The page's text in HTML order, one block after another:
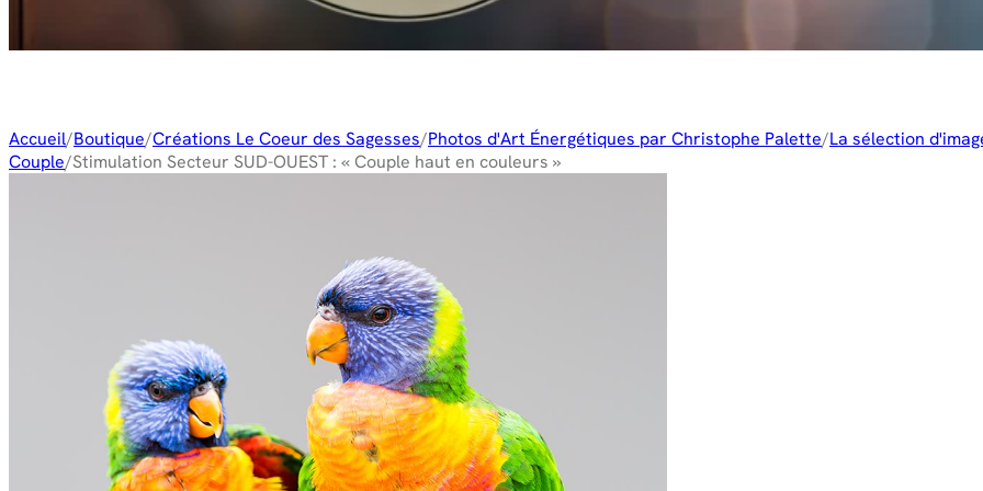
Accueil/Boutique/Créations Le Coeur des Sagesses/Photos d'Art Énergétiques par Christophe Palette/La sélection
Couple/Stimulation Secteur SUD-OUEST : « Couple haut en couleurs »